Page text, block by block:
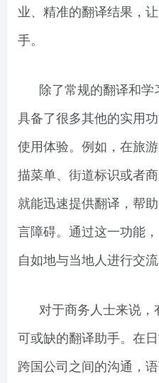
业、精准的翻译结果，
手。
除了常规的翻译和
具备了很多其他的实用
使用体验。例如，在旅
描菜单、街道标识或者
就能迅速提供翻译，帮
言障碍。通过这一功能
自如地与当地人进行交
对于商务人士来说
可或缺的翻译助手。在
跨国公司之间的沟通，